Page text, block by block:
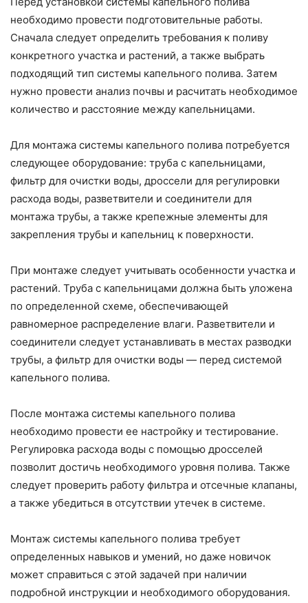
необходимо провести подготовительные работы.
Сначала следует определить требования к поливу
конкретного участка и растений, а также выбрать
подходящий тип системы капельного полива. Затем
нужно провести анализ почвы и расчитать необходимое
количество и расстояние между капельницами.
Для монтажа системы капельного полива потребуется
следующее оборудование: труба с капельницами,
фильтр для очистки воды, дроссели для регулировки
расхода воды, разветвители и соединители для
монтажа трубы, а также крепежные элементы для
закрепления трубы и капельниц к поверхности.
При монтаже следует учитывать особенности участка и
растений. Труба с капельницами должна быть уложена
по определенной схеме, обеспечивающей
равномерное распределение влаги. Разветвители и
соединители следует устанавливать в местах разводки
трубы, а фильтр для очистки воды — перед системой
капельного полива.
После монтажа системы капельного полива
необходимо провести ее настройку и тестирование.
Регулировка расхода воды с помощью дросселей
позволит достичь необходимого уровня полива. Также
следует проверить работу фильтра и отсечные клапаны,
а также убедиться в отсутствии утечек в системе.
Монтаж системы капельного полива требует
определенных навыков и умений, но даже новичок
может справиться с этой задачей при наличии
подробной инструкции и необходимого оборудования.